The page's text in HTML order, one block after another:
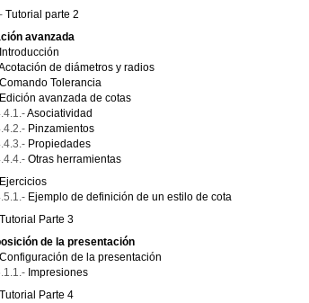
Tutorial parte 2
avanzada
Introducción
de diámetros y radios
Comando Tolerancia
Edición avanzada de cotas
Asociatividad
Pinzamientos
Propiedades
Otras herramientas
Ejercicios
Ejemplo de definición de un estilo de cota
Tutorial Parte 3
de la presentación
Configuración de la presentación
Impresiones
Tutorial Parte 4